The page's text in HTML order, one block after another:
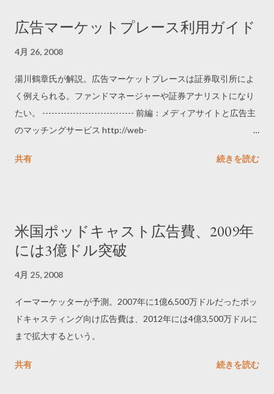
広告マーケットプレース利用ガイド
4月 26, 2008
湯川鶴章氏が解説。広告マーケットプレースは証券取引所によ
く例えられる。ファンドマネージャーや証券アナリストになり
たい。 ------------------------------ 前編：メディアサイトと広告主
のマッチングサービス http://web-
利用できる4つのサービス http://web-
共有 続きを読む
米国ポッドキャスト広告費、2009年
には3億ドル突破
4月 25, 2008
イーマーケッターが予測。2007年に1億6,500万ドルだったポッ
ドキャスティング向け広告費は、2012年には4億3,500万ドルに
まで拡大するという。
共有 続きを読む